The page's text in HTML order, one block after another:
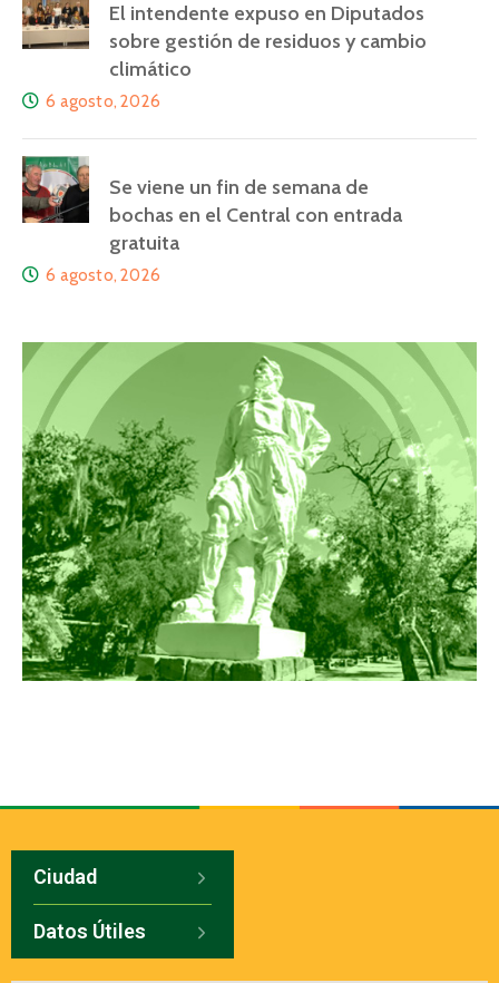
El intendente expuso en Diputados
sobre gestión de residuos y cambio
climático
6 agosto, 2026
Se viene un fin de semana de
bochas en el Central con entrada
gratuita
6 agosto, 2026
Ciudad
Datos Útiles